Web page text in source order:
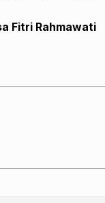
Fitri Rahmawati